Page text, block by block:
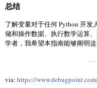
总结
了解变量对于任何 Python 开
储和操作数据、执行数学运算
学者，我希望本指南能够阐明这
via: https://